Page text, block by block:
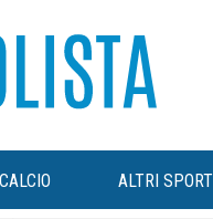
CALCIO ALTRI SPORT